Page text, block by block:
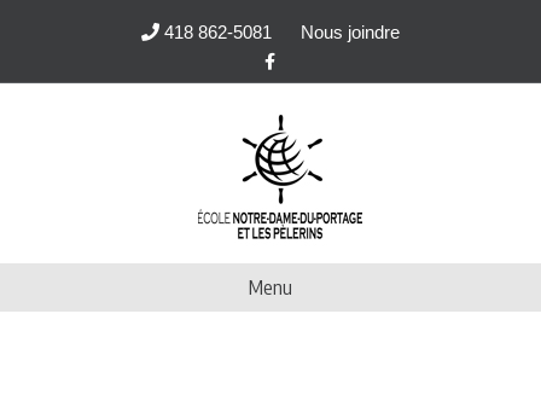
418 862-5081
Nous joindre
Facebook
Menu